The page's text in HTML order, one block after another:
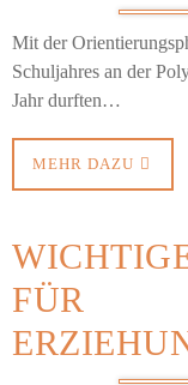
Mit der
Schuljahres an der
Jahr durften…
MEHR DAZU
FÜR